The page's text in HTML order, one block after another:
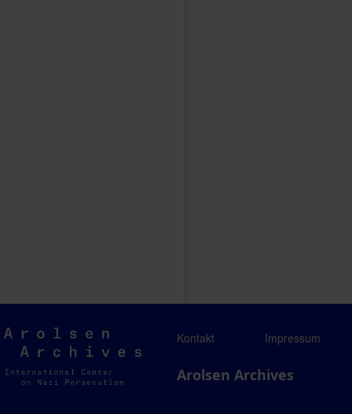
Arolsen
Archives
Kontakt Impressum
Arolsen Archives